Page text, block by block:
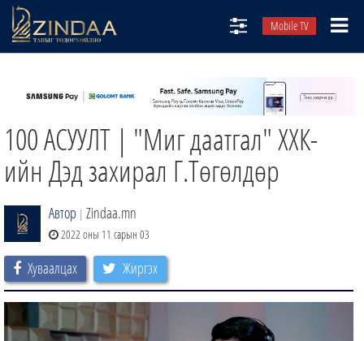
Mobile TV
ТВ8
ӨГЛӨӨНИЙ СОНИН
АУДИО ЗОХИОЛ
ЗИНДАА СЭТГҮҮЛ
100 АСУУЛТ | "Миг даатгал" ХХК-
ийн Дэд захирал Г.Төгөлдөр
Автор | Zindaa.mn
2022 оны 11 сарын 03
Хуваалцах Жиргэх